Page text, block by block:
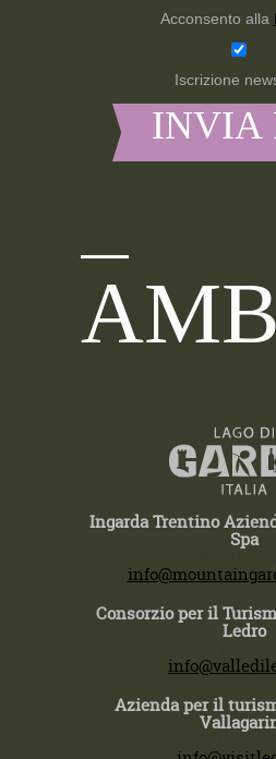
Acconsento alla
Iscrizione
Ingarda Trentino
Spa
Consorzio per il
Ledro
Azienda per il